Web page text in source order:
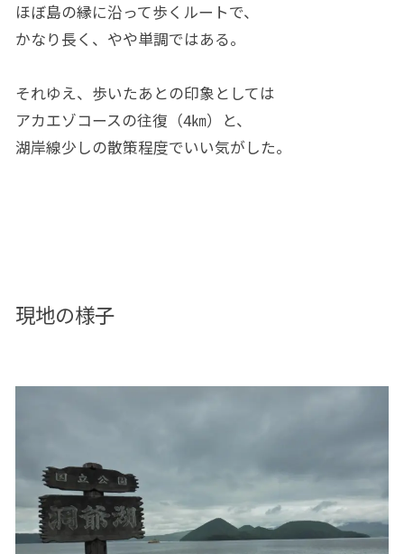
ほぼ島の縁に沿って歩くルートで、
かなり長く、やや単調ではある。
それゆえ、歩いたあとの印象としては
アカエゾコースの往復（4㎞）と、
湖岸線少しの散策程度でいい気がした。
現地の様子